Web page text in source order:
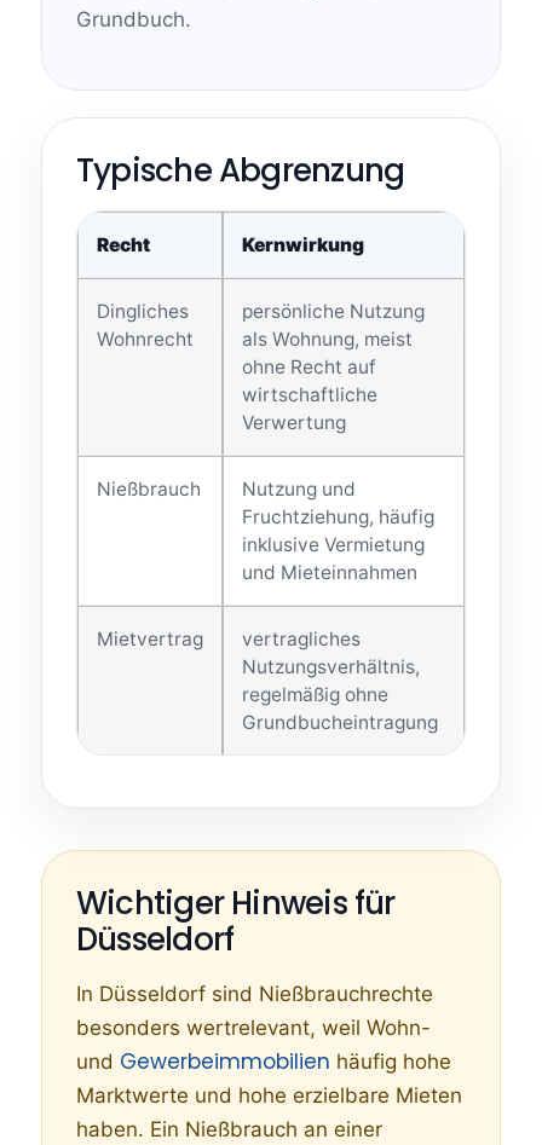
Grundbuch.
Typische Abgrenzung
Recht Kernwirkung
Dingliches
Wohnrecht
persönliche Nutzung
als Wohnung, meist
ohne Recht auf
wirtschaftliche
Verwertung
Nießbrauch
Nutzung und
Fruchtziehung, häufig
inklusive Vermietung
und Mieteinnahmen
Mietvertrag
vertragliches
Nutzungsverhältnis,
regelmäßig ohne
Grundbucheintragung
Wichtiger Hinweis für
Düsseldorf
In Düsseldorf sind Nießbrauchrechte
besonders wertrelevant, weil Wohn-
und Gewerbeimmobilien häufig hohe
Marktwerte und hohe erzielbare Mieten
haben. Ein Nießbrauch an einer